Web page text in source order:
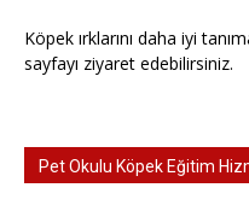
Köpek ırklarını daha iyi
sayfayı ziyaret edebilirsiniz.
Pet Okulu Köpek Eğitim